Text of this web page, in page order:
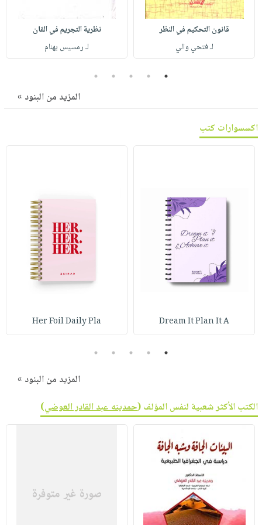
صابون
أطفال
مناسبات
فيديوهات
أسئلة
طرحها
وفرات
انشر
كتابك
عربة
التسوق
نشرة
قانون التحكيم في النظر
لـ فتحي والي
نظرية التجريم في القان
لـ رمسيس بهنام
1
2
3
4
5
المزيد من البنود »
اكسسوارات كتب
Dream It Plan It A
Her Foil Daily Pla
1
2
3
4
5
المزيد من البنود »
الكتب الأكثر شعبية لنفس المؤلف (حمدينه عبد القادر العوضي)